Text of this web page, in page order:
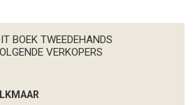
BOEK TWEEDEHANDS
VERKOPERS